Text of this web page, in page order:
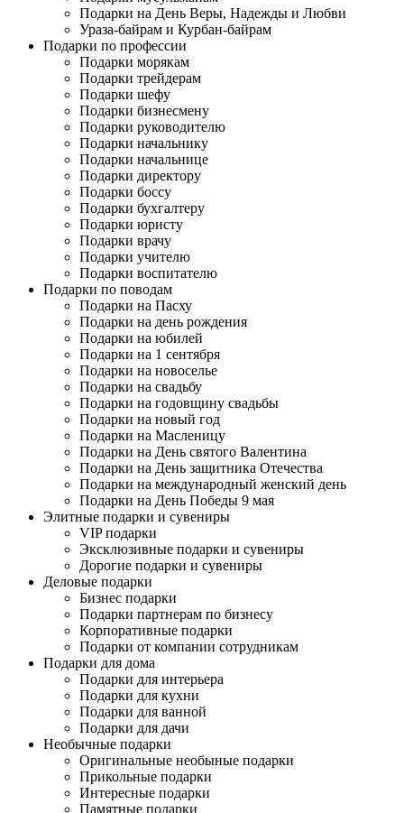
Подарки на День Веры, Надежды и Любви
Ураза-байрам и Курбан-байрам
Подарки по профессии
Подарки морякам
Подарки трейдерам
Подарки шефу
Подарки бизнесмену
Подарки руководителю
Подарки начальнику
Подарки начальнице
Подарки директору
Подарки боссу
Подарки бухгалтеру
Подарки юристу
Подарки врачу
Подарки учителю
Подарки воспитателю
Подарки по поводам
Подарки на Пасху
Подарки на день рождения
Подарки на юбилей
Подарки на 1 сентября
Подарки на новоселье
Подарки на свадьбу
Подарки на годовщину свадьбы
Подарки на новый год
Подарки на Масленицу
Подарки на День святого Валентина
Подарки на День защитника Отечества
Подарки на международный женский день
Подарки на День Победы 9 мая
Элитные подарки и сувениры
VIP подарки
Эксклюзивные подарки и сувениры
Дорогие подарки и сувениры
Деловые подарки
Бизнес подарки
Подарки партнерам по бизнесу
Корпоративные подарки
Подарки от компании сотрудникам
Подарки для дома
Подарки для интерьера
Подарки для кухни
Подарки для ванной
Подарки для дачи
Необычные подарки
Оригинальные необыные подарки
Прикольные подарки
Интересные подарки
Памятные подарки